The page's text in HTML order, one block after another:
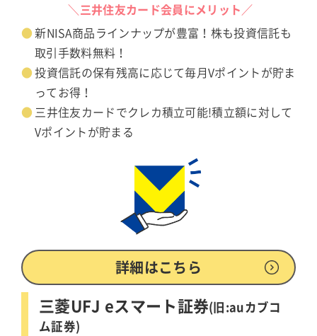
＼三井住友カード会員にメリット／
新NISA商品ラインナップが豊富！株も投資信託も
取引手数料無料！
投資信託の保有残高に応じて毎月Vポイントが貯ま
ってお得！
三井住友カードでクレカ積立可能!積立額に対して
Vポイントが貯まる
詳細はこちら
三菱UFJ eスマート証券(旧:auカブコ
ム証券)